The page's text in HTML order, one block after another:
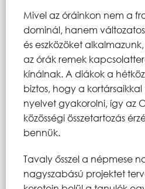
Mivel az óráinkon nem a
dominál, hanem
és eszközöket
az órák remek
kínálnak. A diákok a
biztos, hogy a
nyelvet gyakorolni, így az
közösségi összetartozás
bennük.
Tavaly ősszel a népmese
nagyszabású projektet